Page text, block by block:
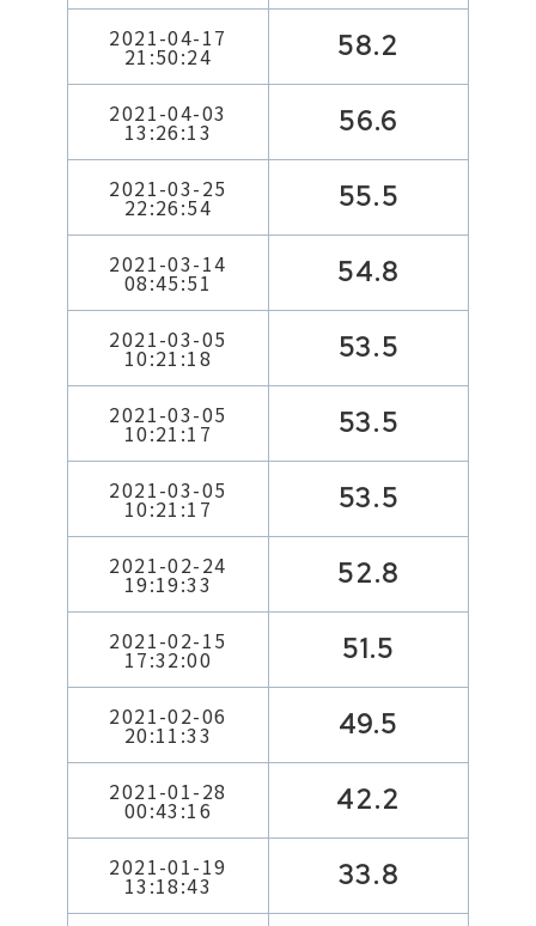
2021-04-17
21:50:24 58.2
2021-04-03
13:26:13 56.6
2021-03-25
22:26:54 55.5
2021-03-14
08:45:51 54.8
2021-03-05
10:21:18 53.5
2021-03-05
10:21:17 53.5
2021-03-05
10:21:17 53.5
2021-02-24
19:19:33 52.8
2021-02-15
17:32:00 51.5
2021-02-06
20:11:33 49.5
2021-01-28
00:43:16 42.2
2021-01-19
13:18:43 33.8